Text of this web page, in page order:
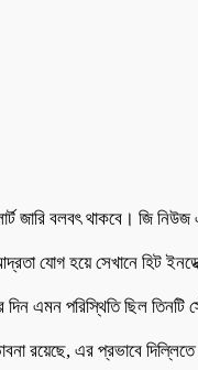
জারি বলবৎ থাকবে। জি
যোগ হয়ে সেখানে হিট
এমন পরিস্থিতি ছিল তিনটি
এর প্রভাবে দিল্লিতে